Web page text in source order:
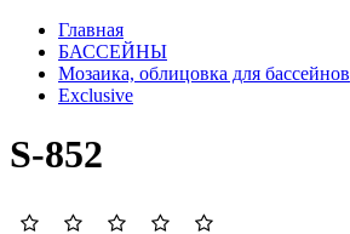
Главная
БАССЕЙНЫ
Мозаика, облицовка для бассейнов
Exclusive
S-852